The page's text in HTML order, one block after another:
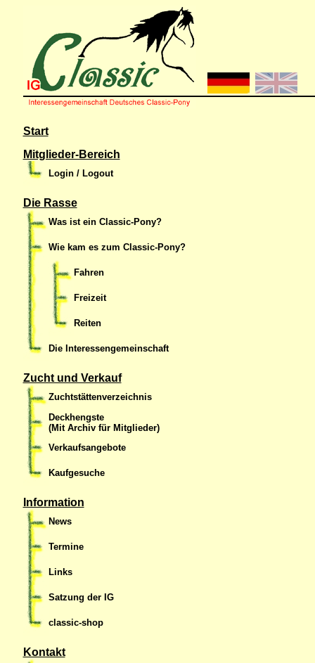
Start
Mitglieder-Bereich
Login / Logout
Die Rasse
Was ist ein Classic-Pony?
Wie kam es zum Classic-Pony?
Fahren
Freizeit
Reiten
Die Interessengemeinschaft
Zucht und Verkauf
Zuchtstättenverzeichnis
Deckhengste
(Mit Archiv für Mitglieder)
Verkaufsangebote
Kaufgesuche
Information
News
Termine
Links
Satzung der IG
classic-shop
Kontakt